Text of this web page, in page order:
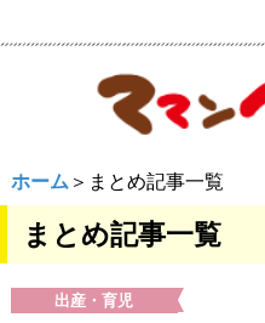
ホーム ＞まとめ記事一覧
まとめ記事一覧
出産・育児